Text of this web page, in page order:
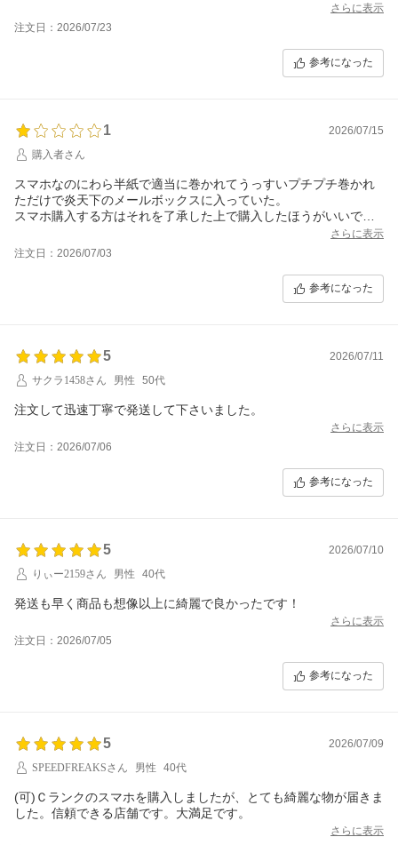
さらに表示
注文日：2026/07/23
参考になった
1
2026/07/15
購入者さん
スマホなのにわら半紙で適当に巻かれてうっすいプチプチ巻かれ
ただけで炎天下のメールボックスに入っていた。
スマホ購入する方はそれを了承した上で購入したほうがいいで
さらに表示
注文日：2026/07/03
参考になった
5
2026/07/11
サクラ1458さん
男性 50代
注文して迅速丁寧で発送して下さいました。
さらに表示
注文日：2026/07/06
参考になった
5
2026/07/10
りぃー2159さん
男性 40代
発送も早く商品も想像以上に綺麗で良かったです！
さらに表示
注文日：2026/07/05
参考になった
5
2026/07/09
SPEEDFREAKSさん
男性 40代
(可)Ｃランクのスマホを購入しましたが、とても綺麗な物が届きま
した。信頼できる店舗です。大満足です。
さらに表示